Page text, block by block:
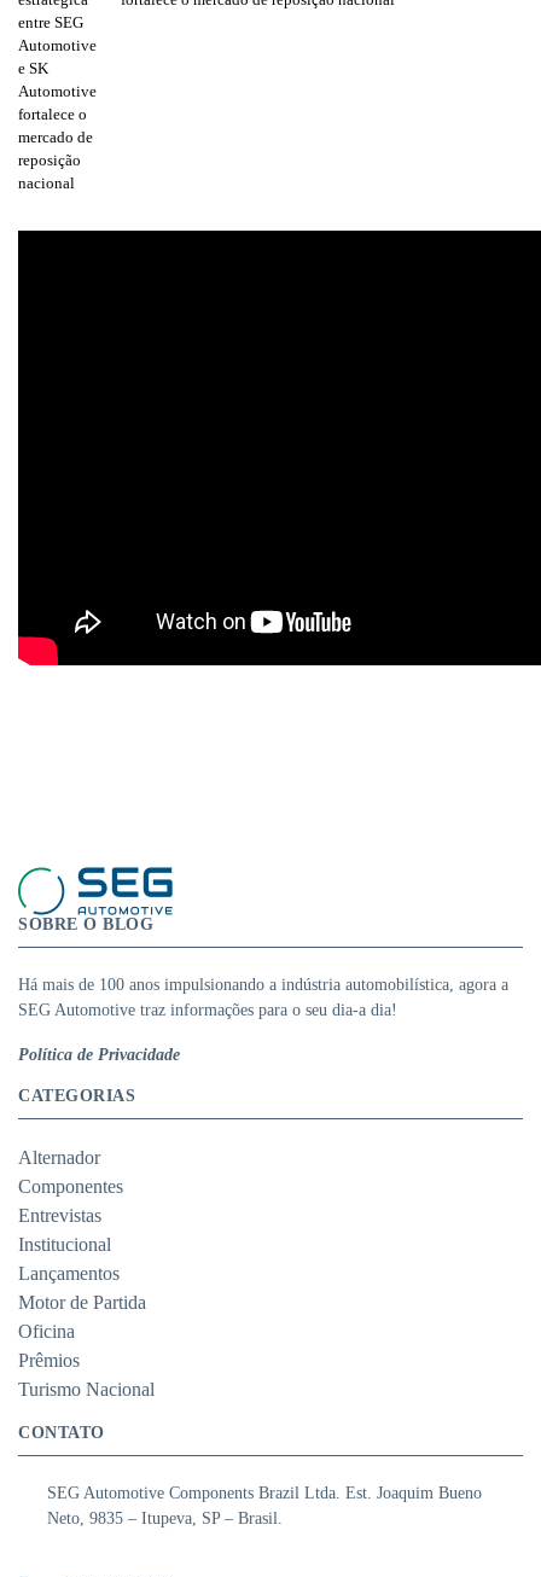
SOBRE O BLOG
Há mais de 100 anos impulsionando a indústria automobilística, agora a
SEG Automotive traz informações para o seu dia-a dia!
Política de Privacidade
CATEGORIAS
Alternador
Componentes
Entrevistas
Institucional
Lançamentos
Motor de Partida
Oficina
Prêmios
Turismo Nacional
CONTATO
SEG Automotive Components Brazil Ltda. Est. Joaquim Bueno
Neto, 9835 – Itupeva, SP – Brasil.